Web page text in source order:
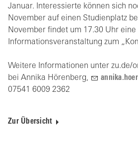
Januar. Interessierte können sich
November auf einen Studienplatz
November findet um 17.30 Uhr
Informationsveranstaltung zum
Weitere Informationen unter zu.de/
bei Annika Hörenberg,
nn k h r
07541 6009 2362
Zur Übersicht